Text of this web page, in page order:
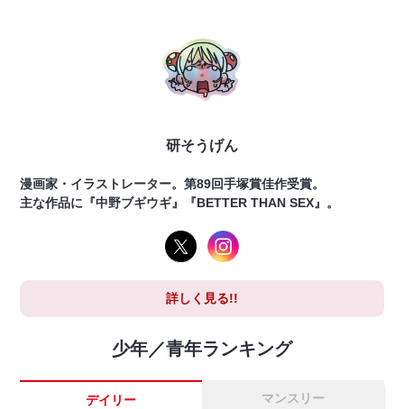
研そうげん
漫画家・イラストレーター。第89回手塚賞佳作受賞。
主な作品に『中野ブギウギ』『BETTER THAN SEX』。
詳しく見る!!
少年／青年ランキング
デイリー マンスリー